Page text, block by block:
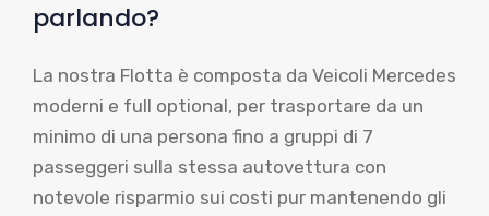
parlando?
La nostra Flotta è composta da Veicoli Mercedes
moderni e full optional, per trasportare da un
minimo di una persona fino a gruppi di 7
passeggeri sulla stessa autovettura con
notevole risparmio sui costi pur mantenendo gli